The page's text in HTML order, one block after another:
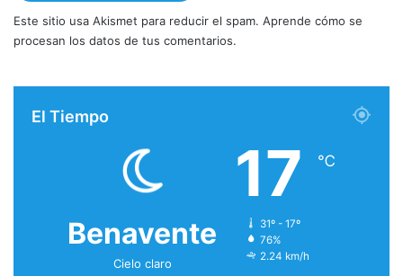
Este sitio usa Akismet para reducir el spam. Aprende cómo se
procesan los datos de tus comentarios.
El Tiempo
Benavente
Cielo claro
17 ℃
31º - 17º
76%
2.24 km/h